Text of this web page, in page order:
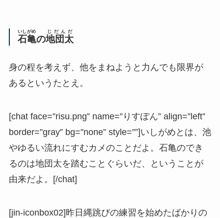
石亀
いしがめ
の地団太
じだんだ
身の程を考えず、他をまねようと力んでも限界が
あるというたとえ。
[chat face=”risu.png” name=”りすぽん” align=”left”
border=”gray” bg=”none” style=””]いしがめとは、池
やゆるい流れにすむカメのことだよ。石亀のでき
るのは地団太を踏むことぐらいだ、ということが
由来だよ。[/chat]
[jin-iconbox02]昨日縄跳びの練習を始めたばかりの